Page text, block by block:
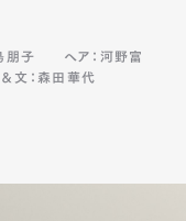
朋子
ヘア：河野富
文：森田華代